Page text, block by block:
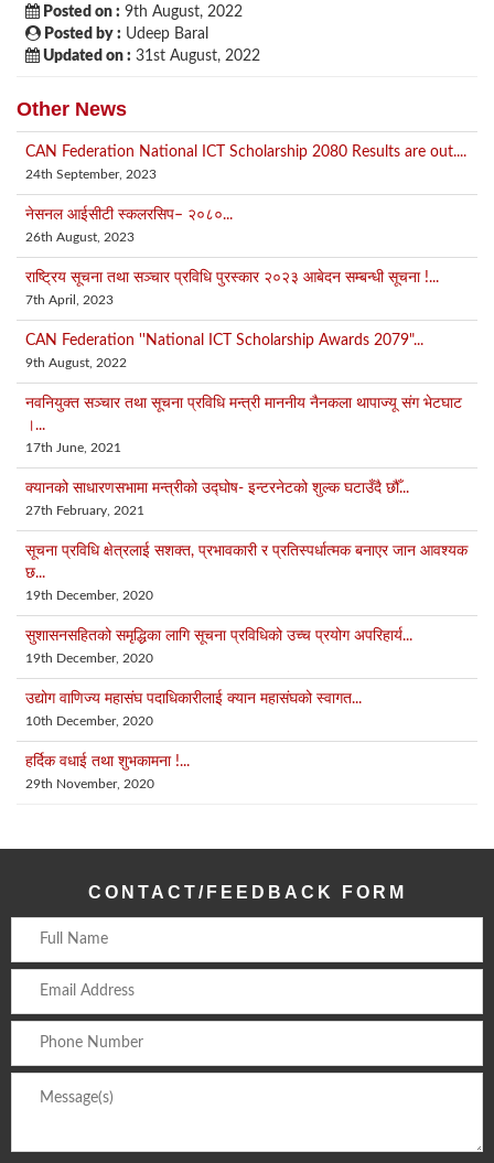
Posted on : 9th August, 2022
Posted by : Udeep Baral
Updated on : 31st August, 2022
Other News
CAN Federation National ICT Scholarship 2080 Results are out....
24th September, 2023
नेसनल आईसीटी स्कलरसिप– २०८०...
26th August, 2023
राष्ट्रिय सूचना तथा सञ्चार प्रविधि पुरस्कार २०२३ आबेदन सम्बन्धी सूचना !...
7th April, 2023
CAN Federation ''National ICT Scholarship Awards 2079"...
9th August, 2022
नवनियुक्त सञ्चार तथा सूचना प्रविधि मन्त्री माननीय नैनकला थापाज्यू संग भेटघाट
।...
17th June, 2021
क्यानको साधारणसभामा मन्त्रीको उद्घोष‑ इन्टरनेटको शुल्क घटाउँदै छौँ...
27th February, 2021
सूचना प्रविधि क्षेत्रलाई सशक्त, प्रभावकारी र प्रतिस्पर्धात्मक बनाएर जान आवश्यक
छ...
19th December, 2020
सुशासनसहितको समृद्धिका लागि सूचना प्रविधिको उच्च प्रयोग अपरिहार्य...
19th December, 2020
उद्योग वाणिज्य महासंघ पदाधिकारीलाई क्यान महासंघको स्वागत...
10th December, 2020
हर्दिक वधाई तथा शुभकामना !...
29th November, 2020
CONTACT/FEEDBACK FORM